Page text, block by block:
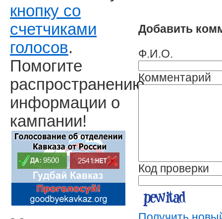
Добавить
Ф.И.О.
Комментарий
Код проверки
кнопку со
счетчиками
голосов.
Помогите
распространению
информации о
кампании!